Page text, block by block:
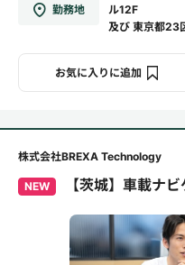
勤務地
ル12F
及び 東京都23
お気に入りに追加
株式会社BREXA Technology
NEW 【茨城】車載ナ